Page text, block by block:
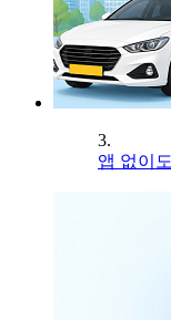
3.
앱 없이